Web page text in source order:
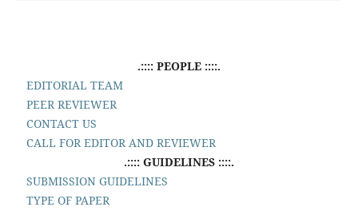
.:::: PEOPLE ::::.
EDITORIAL TEAM
PEER REVIEWER
CONTACT US
CALL FOR EDITOR AND REVIEWER
.:::: GUIDELINES ::::.
SUBMISSION GUIDELINES
TYPE OF PAPER